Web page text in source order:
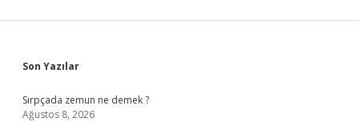
Sidebar
Son Yazılar
Sırpçada zemun ne demek ?
Ağustos 8, 2026